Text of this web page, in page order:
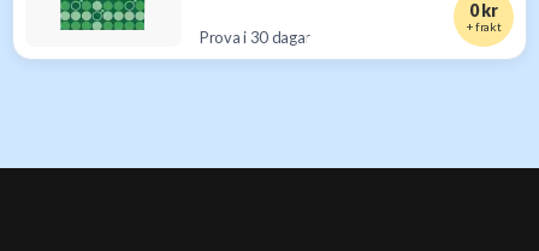
Prova i 30 dagar
0 kr
+ frakt